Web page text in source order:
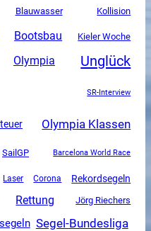
Blauwasser Kollision
Bootsbau Kieler Woche
Olympia Unglück
SR-Interview
Olympia Klassen
SailGP Barcelona World Race
Laser Corona Rekordsegeln
Rettung Jörg Riechers
Segel-Bundesliga